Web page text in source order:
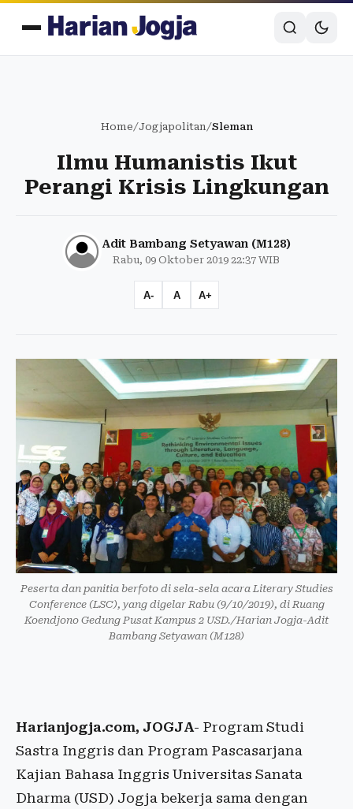
Home/Jogjapolitan/Sleman
Ilmu Humanistis Ikut
Perangi Krisis Lingkungan
Adit Bambang Setyawan (M128)
Rabu, 09 Oktober 2019 22:37 WIB
A- A A+
Peserta dan panitia berfoto di sela-sela acara Literary Studies
Conference (LSC), yang digelar Rabu (9/10/2019), di Ruang
Koendjono Gedung Pusat Kampus 2 USD./Harian Jogja-Adit
Bambang Setyawan (M128)
Harianjogja.com, JOGJA- Program Studi
Sastra Inggris dan Program Pascasarjana
Kajian Bahasa Inggris Universitas Sanata
Dharma (USD) Jogja bekerja sama dengan